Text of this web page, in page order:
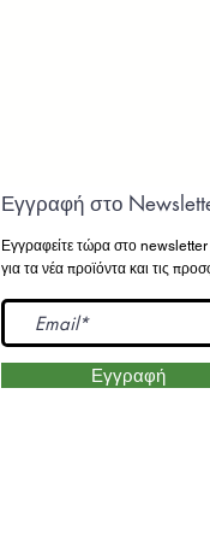
Εγγραφή στο
Εγγραφείτε τώρα στο newsletter
για τα νέα προϊόντα και τις
Εγγραφή